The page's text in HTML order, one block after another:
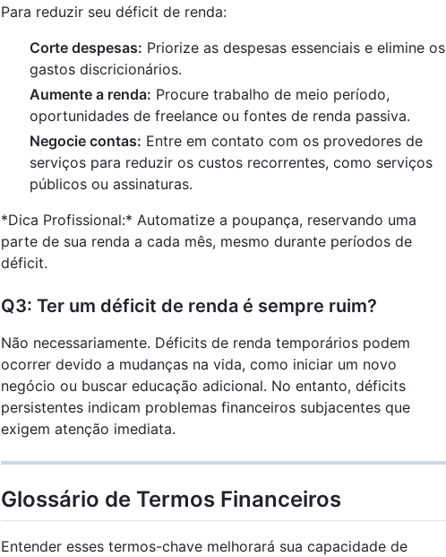
Para reduzir seu déficit de renda:
Corte despesas: Priorize as despesas essenciais e elimine os
gastos discricionários.
Aumente a renda: Procure trabalho de meio período,
oportunidades de freelance ou fontes de renda passiva.
Negocie contas: Entre em contato com os provedores de
serviços para reduzir os custos recorrentes, como serviços
públicos ou assinaturas.
*Dica Profissional:* Automatize a poupança, reservando uma
parte de sua renda a cada mês, mesmo durante períodos de
déficit.
Q3: Ter um déficit de renda é sempre ruim?
Não necessariamente. Déficits de renda temporários podem
ocorrer devido a mudanças na vida, como iniciar um novo
negócio ou buscar educação adicional. No entanto, déficits
persistentes indicam problemas financeiros subjacentes que
exigem atenção imediata.
Glossário de Termos Financeiros
Entender esses termos-chave melhorará sua capacidade de